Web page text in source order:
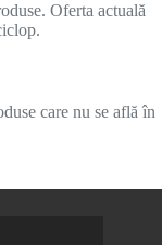
Oferta actuală
care nu se află în